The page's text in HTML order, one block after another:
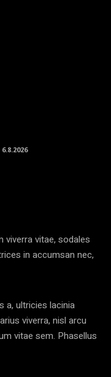
6.8.2026
viverra vitae, sodales
in accumsan nec,
a, ultricies lacinia
viverra, nisl arcu
vitae sem. Phasellus